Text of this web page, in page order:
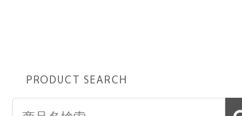
PRODUCT SEARCH